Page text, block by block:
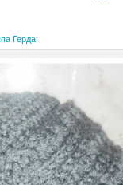
Герда.